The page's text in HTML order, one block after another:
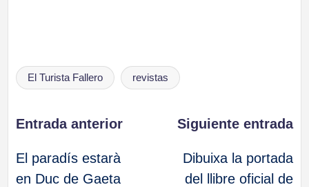
Etiquetas:
El Turista Fallero revistas
Navegación
de
Entrada anterior
El paradís estarà
en Duc de Gaeta
Siguiente entrada
Dibuixa la portada
del llibre oficial de